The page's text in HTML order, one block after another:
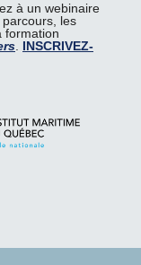
à un webinaire
les
formation
. INSCRIVEZ-